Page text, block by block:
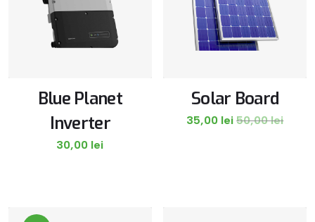
Blue Planet
Inverter
30,00 lei
Solar Board
35,00 lei 50,00lei